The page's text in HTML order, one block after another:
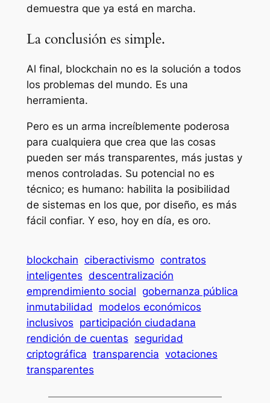
demuestra que ya está en marcha.
La conclusión es simple.
Al final, blockchain no es la solución a todos
los problemas del mundo. Es una
herramienta.
Pero es un arma increíblemente poderosa
para cualquiera que crea que las cosas
pueden ser más transparentes, más justas y
menos controladas. Su potencial no es
técnico; es humano: habilita la posibilidad
de sistemas en los que, por diseño, es más
fácil confiar. Y eso, hoy en día, es oro.
blockchain ciberactivismo contratos
inteligentes descentralización
emprendimiento social gobernanza pública
inmutabilidad
modelos económicos
inclusivos participación ciudadana
rendición de cuentas seguridad
criptográfica transparencia votaciones
transparentes